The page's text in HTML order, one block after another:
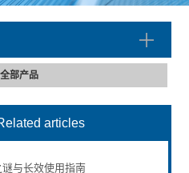
部产品
articles
与长效使用指南